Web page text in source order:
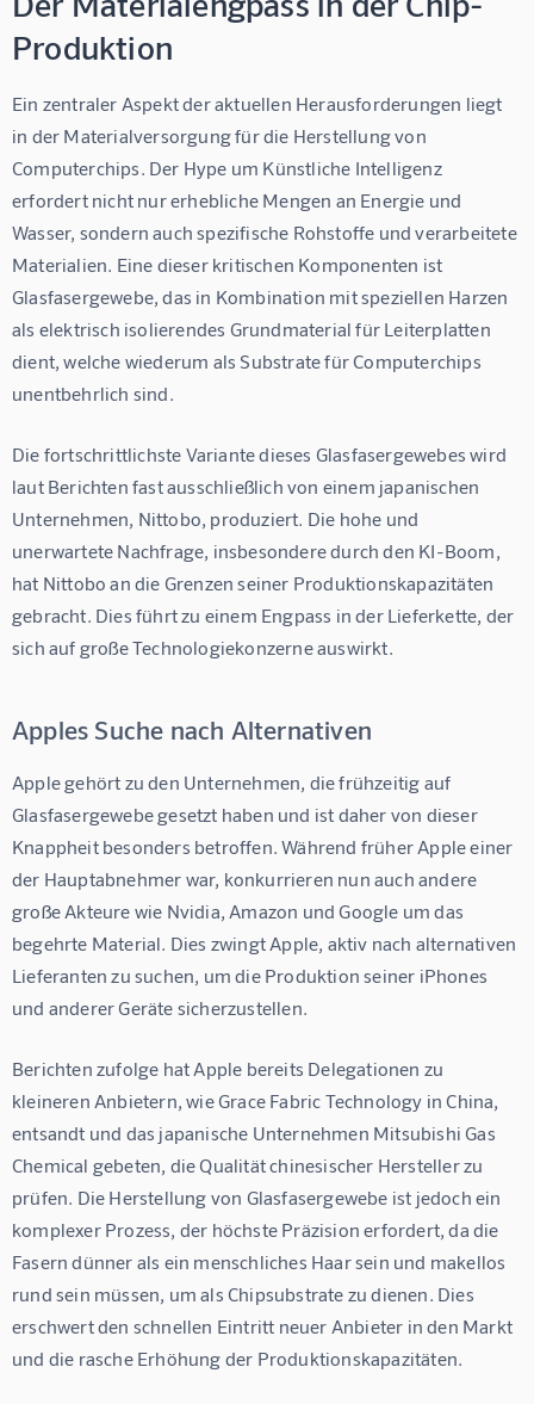
Produktion
Ein zentraler Aspekt der aktuellen Herausforderungen liegt
in der Materialversorgung für die Herstellung von
Computerchips. Der Hype um Künstliche Intelligenz
erfordert nicht nur erhebliche Mengen an Energie und
Wasser, sondern auch spezifische Rohstoffe und verarbeitete
Materialien. Eine dieser kritischen Komponenten ist
Glasfasergewebe, das in Kombination mit speziellen Harzen
als elektrisch isolierendes Grundmaterial für Leiterplatten
dient, welche wiederum als Substrate für Computerchips
unentbehrlich sind.
Die fortschrittlichste Variante dieses Glasfasergewebes wird
laut Berichten fast ausschließlich von einem japanischen
Unternehmen, Nittobo, produziert. Die hohe und
unerwartete Nachfrage, insbesondere durch den KI-Boom,
hat Nittobo an die Grenzen seiner Produktionskapazitäten
gebracht. Dies führt zu einem Engpass in der Lieferkette, der
sich auf große Technologiekonzerne auswirkt.
Apples Suche nach Alternativen
Apple gehört zu den Unternehmen, die frühzeitig auf
Glasfasergewebe gesetzt haben und ist daher von dieser
Knappheit besonders betroffen. Während früher Apple einer
der Hauptabnehmer war, konkurrieren nun auch andere
große Akteure wie Nvidia, Amazon und Google um das
begehrte Material. Dies zwingt Apple, aktiv nach alternativen
Lieferanten zu suchen, um die Produktion seiner iPhones
und anderer Geräte sicherzustellen.
Berichten zufolge hat Apple bereits Delegationen zu
kleineren Anbietern, wie Grace Fabric Technology in China,
entsandt und das japanische Unternehmen Mitsubishi Gas
Chemical gebeten, die Qualität chinesischer Hersteller zu
prüfen. Die Herstellung von Glasfasergewebe ist jedoch ein
komplexer Prozess, der höchste Präzision erfordert, da die
Fasern dünner als ein menschliches Haar sein und makellos
rund sein müssen, um als Chipsubstrate zu dienen. Dies
erschwert den schnellen Eintritt neuer Anbieter in den Markt
und die rasche Erhöhung der Produktionskapazitäten.